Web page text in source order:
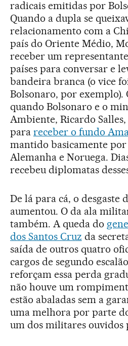
radicais emitidas por
Quando a dupla se
relacionamento com a
país do Oriente Médio,
receber um
países para conversar e
bandeira branca (o vice
Bolsonaro, por exemplo).
quando Bolsonaro e o
Ambiente, Ricardo
para receber o fundo
mantido basicamente por
Alemanha e Noruega.
recebeu diplomatas
De lá para cá, o desgaste
aumentou. O da ala
também. A queda do
dos Santos Cruz da
saída de outros quatro
cargos de segundo
reforçam essa perda
não houve um
estão abaladas sem a
uma melhora por parte
um dos militares ouvidos